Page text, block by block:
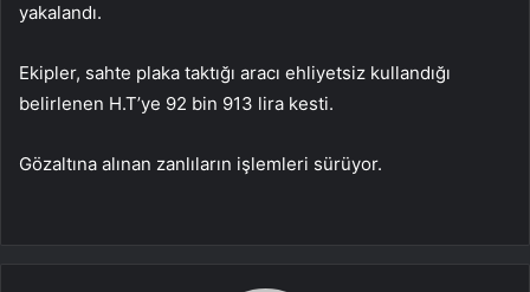
yakalandı.
Ekipler, sahte plaka taktığı aracı ehliyetsiz kullandığı
belirlenen H.T’ye 92 bin 913 lira kesti.
Gözaltına alınan zanlıların işlemleri sürüyor.